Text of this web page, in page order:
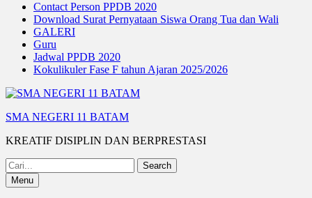
Contact Person PPDB 2020
Download Surat Pernyataan Siswa Orang Tua dan Wali
GALERI
Guru
Jadwal PPDB 2020
Kokulikuler Fase F tahun Ajaran 2025/2026
SMA NEGERI 11 BATAM
KREATIF DISIPLIN DAN BERPRESTASI
Search
for:Menu